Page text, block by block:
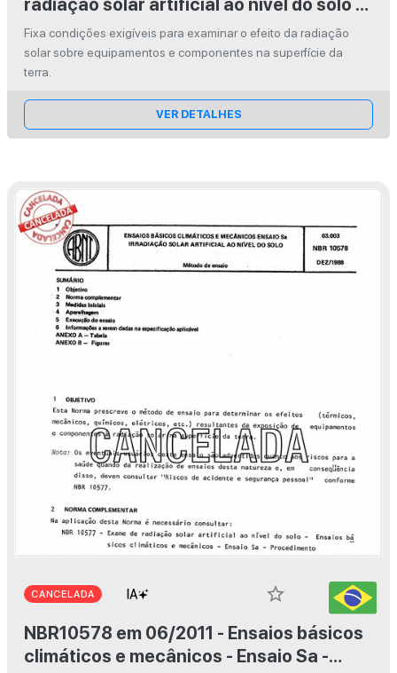
Ensaios básicos climáticos e mecânicos -
Ensaio Sa
Fixa condições exigíveis para examinar o efeito da radiação
solar sobre equipamentos e componentes na superfície da
terra.
VER DETALHES
CANCELADA
star_border
NBR10578 em 06/2011 - Ensaios básicos
climáticos e mecânicos - Ensaio Sa -